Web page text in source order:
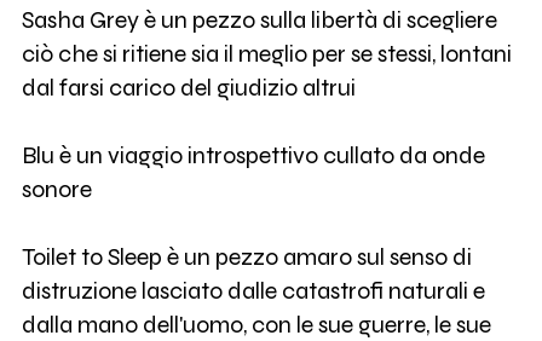
Sasha Grey è un pezzo sulla libertà di scegliere
ciò che si ritiene sia il meglio per se stessi, lontani
dal farsi carico del giudizio altrui
Blu è un viaggio introspettivo cullato da onde
sonore
Toilet to Sleep è un pezzo amaro sul senso di
distruzione lasciato dalle catastrofi naturali e
dalla mano dell'uomo, con le sue guerre, le sue